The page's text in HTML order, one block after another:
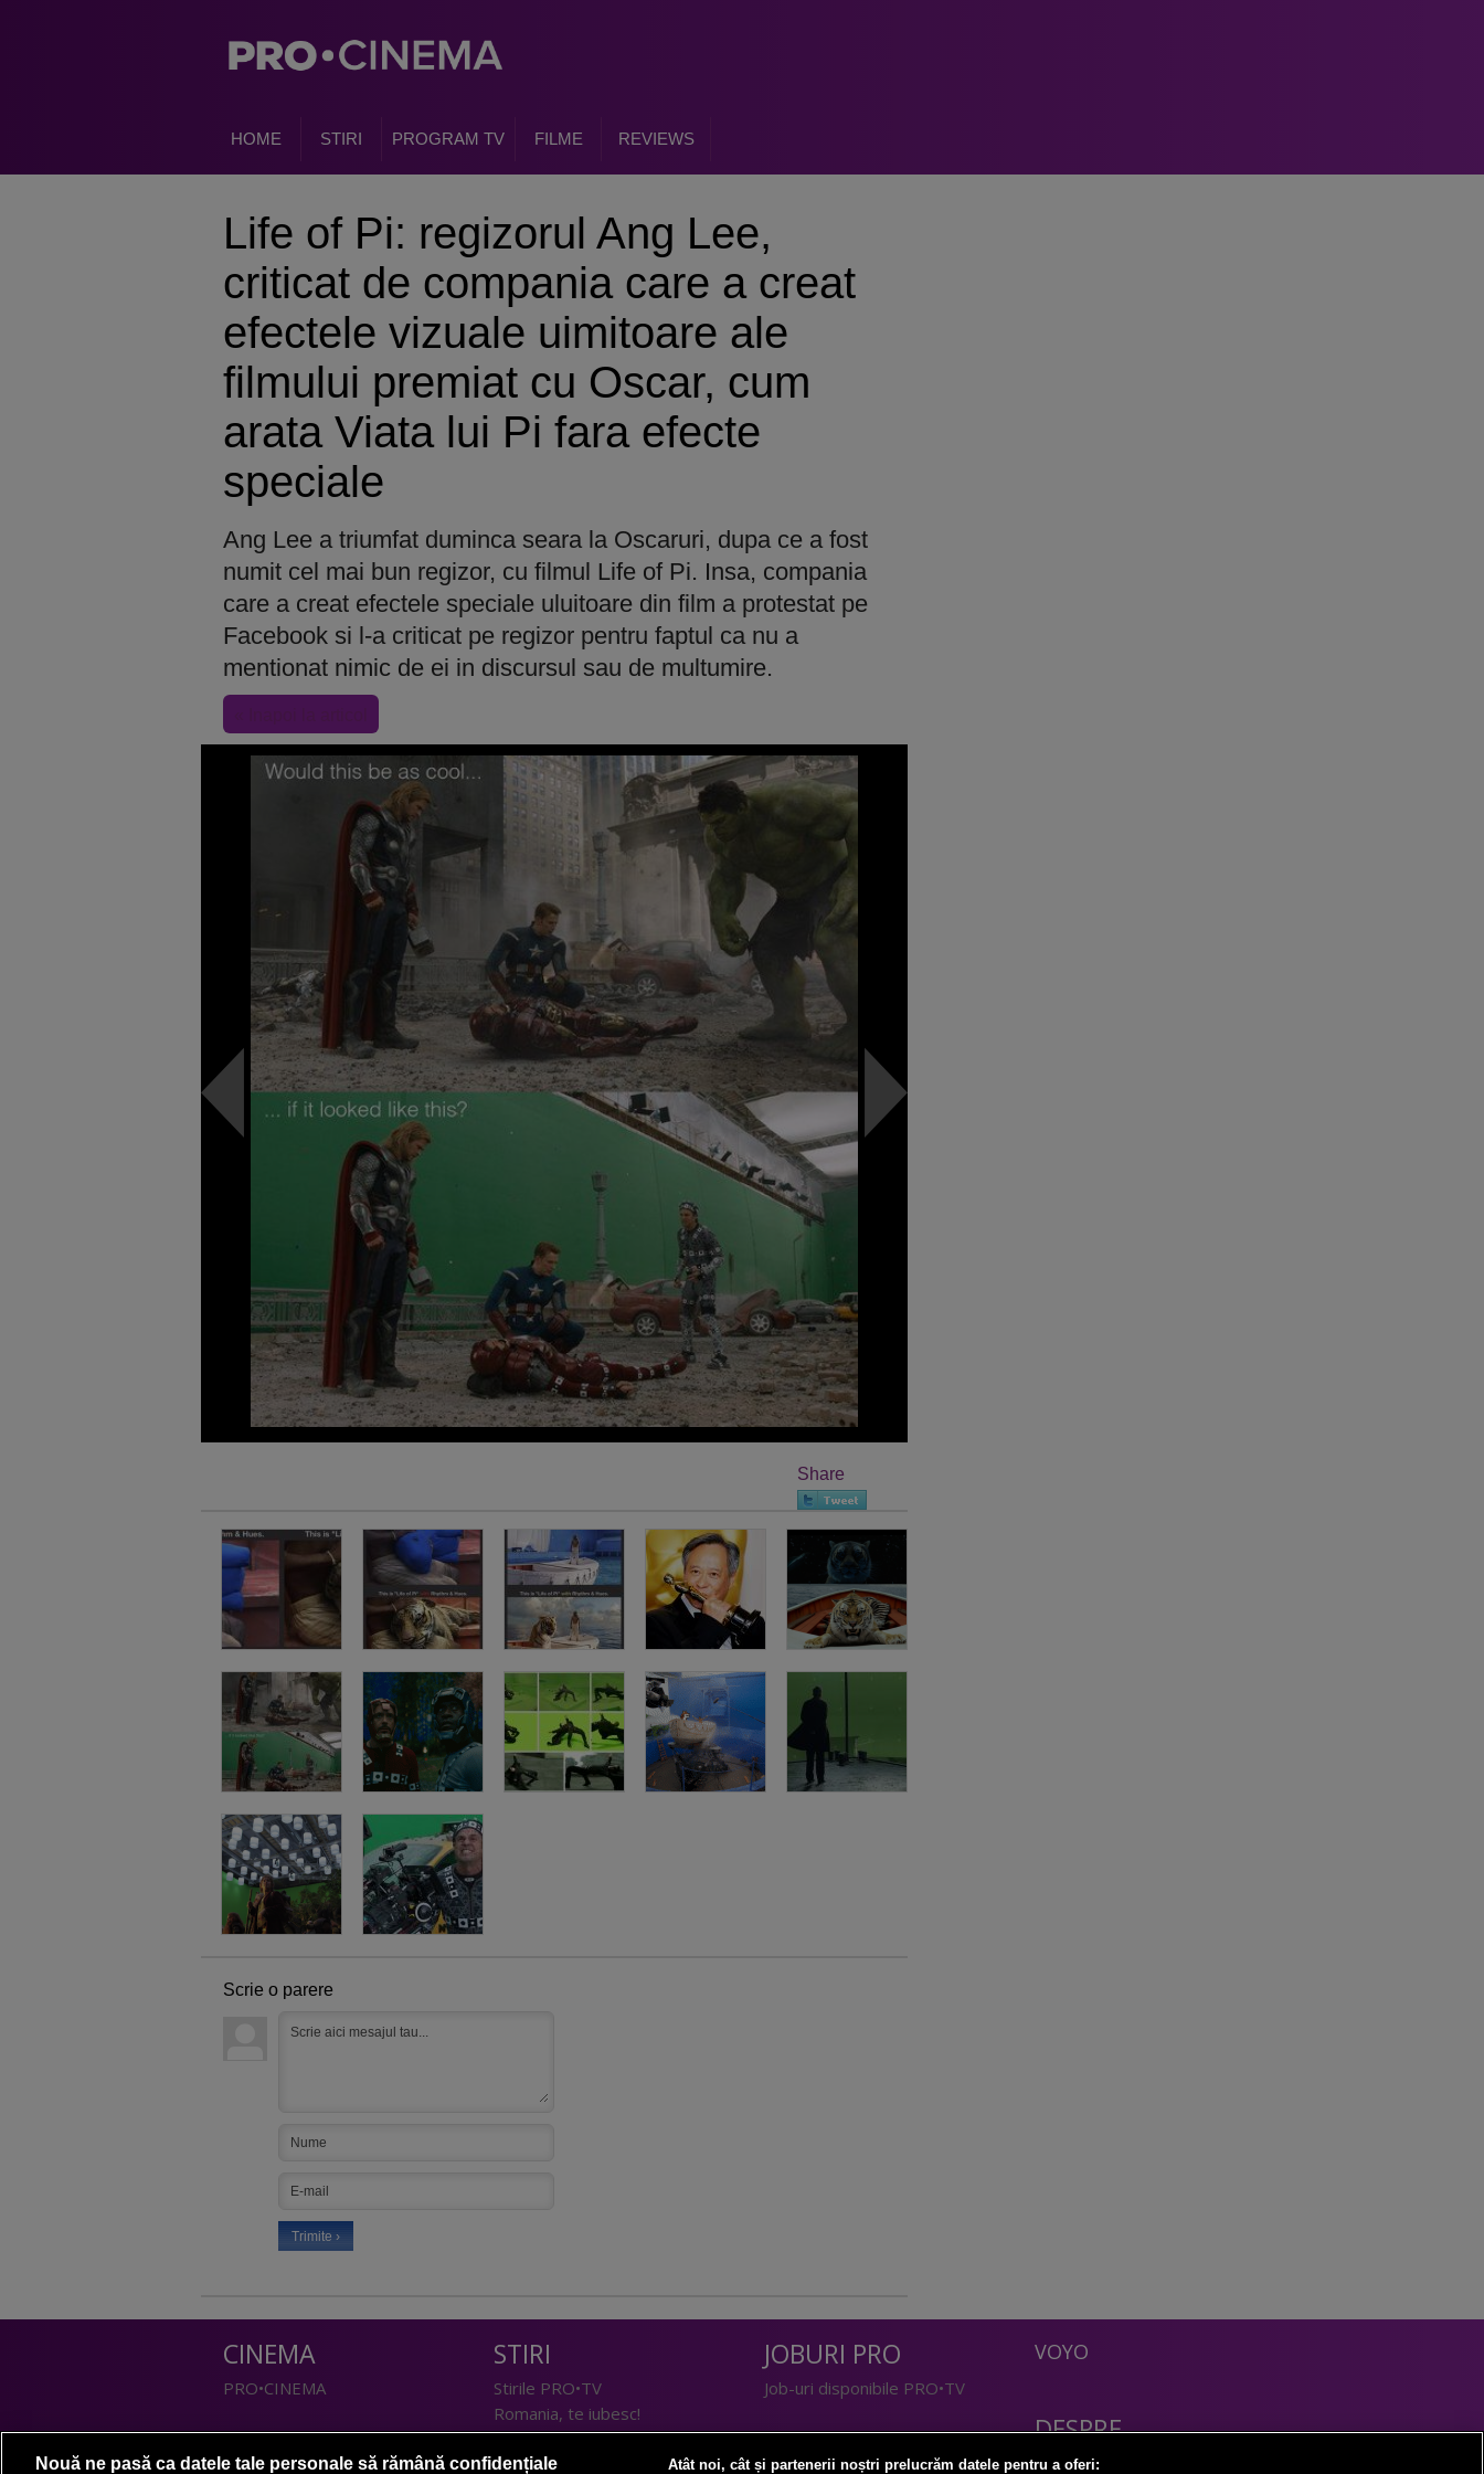
HOME STIRI PROGRAM TV FILME REVIEWS
Life of Pi: regizorul Ang Lee,
criticat de compania care a creat
efectele vizuale uimitoare ale
filmului premiat cu Oscar, cum
arata Viata lui Pi fara efecte
speciale
Ang Lee a triumfat duminca seara la Oscaruri, dupa ce a fost
numit cel mai bun regizor, cu filmul Life of Pi. Insa, compania
care a creat efectele speciale uluitoare din film a protestat pe
Facebook si l-a criticat pe regizor pentru faptul ca nu a
mentionat nimic de ei in discursul sau de multumire.
Share
Scrie o parere
CINEMA
PRO•CINEMA
DIVERTISMENT
STIRI
Stirile PRO•TV
Romania, te iubesc!
JOBURI PRO
Job-uri disponibile PRO•TV
LIFESTYLE
VOYO
DESPRE
Politica Confidentialitate
Nouă ne pasă ca datele tale personale să rămână confidențiale Atât noi, cât și partenerii noștri prelucrăm datele pentru a oferi: